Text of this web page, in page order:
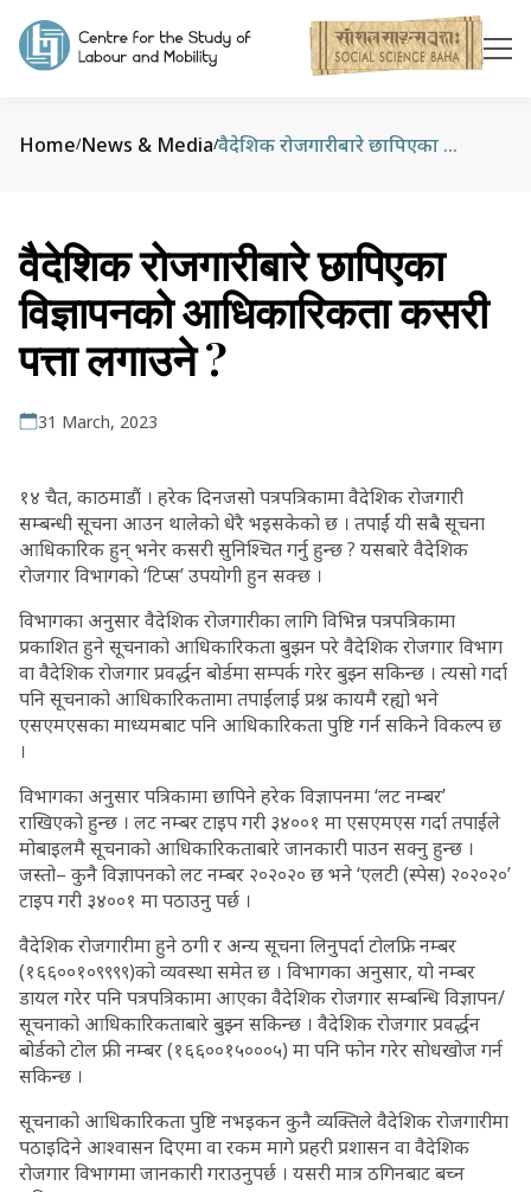
Home/News & Media/ वैदेशिक रोजगारीबारे छापिएका विज्ञापनको आधिकारिकता कसरी पत्ता लगाउने ?
वैदेशिक रोजगारीबारे छापिएका
विज्ञापनको आधिकारिकता कसरी
पत्ता लगाउने ?
31 March, 2023
१४ चैत, काठमाडौं । हरेक दिनजसो पत्रपत्रिकामा वैदेशिक रोजगारी
सम्बन्धी सूचना आउन थालेको धेरै भइसकेको छ । तपाईं यी सबै सूचना
आधिकारिक हुन् भनेर कसरी सुनिश्चित गर्नु हुन्छ ? यसबारे वैदेशिक
रोजगार विभागको ‘टिप्स’ उपयोगी हुन सक्छ ।
विभागका अनुसार वैदेशिक रोजगारीका लागि विभिन्न पत्रपत्रिकामा
प्रकाशित हुने सूचनाको आधिकारिकता बुझन परे वैदेशिक रोजगार विभाग
वा वैदेशिक रोजगार प्रवर्द्धन बोर्डमा सम्पर्क गरेर बुझ्न सकिन्छ । त्यसो गर्दा
पनि सूचनाको आधिकारिकतामा तपाईंलाई प्रश्न कायमै रह्यो भने
एसएमएसका माध्यमबाट पनि आधिकारिकता पुष्टि गर्न सकिने विकल्प छ
।
विभागका अनुसार पत्रिकामा छापिने हरेक विज्ञापनमा ‘लट नम्बर’
राखिएको हुन्छ । लट नम्बर टाइप गरी ३४००१ मा एसएमएस गर्दा तपाईंले
मोबाइलमै सूचनाको आधिकारिकताबारे जानकारी पाउन सक्नु हुन्छ ।
जस्तो– कुनै विज्ञापनको लट नम्बर २०२०२० छ भने ‘एलटी (स्पेस) २०२०२०’
टाइप गरी ३४००१ मा पठाउनु पर्छ ।
वैदेशिक रोजगारीमा हुने ठगी र अन्य सूचना लिनुपर्दा टोलफ्रि नम्बर
(१६६००१०९९९९)को व्यवस्था समेत छ । विभागका अनुसार, यो नम्बर
डायल गरेर पनि पत्रपत्रिकामा आएका वैदेशिक रोजगार सम्बन्धि विज्ञापन/
सूचनाको आधिकारिकताबारे बुझ्न सकिन्छ । वैदेशिक रोजगार प्रवर्द्धन
बोर्डको टोल फ्री नम्बर (१६६००१५०००५) मा पनि फोन गरेर सोधखोज गर्न
सकिन्छ ।
सूचनाको आधिकारिकता पुष्टि नभइकन कुनै व्यक्तिले वैदेशिक रोजगारीमा
पठाइदिने आश्वासन दिएमा वा रकम मागे प्रहरी प्रशासन वा वैदेशिक
रोजगार विभागमा जानकारी गराउनुपर्छ । यसरी मात्र ठगिनबाट बच्न